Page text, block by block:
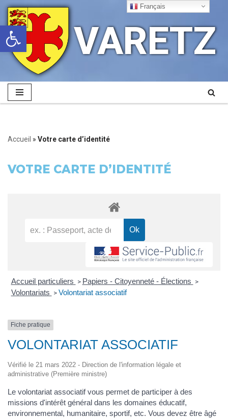
Ouvrir la barre d’outils
Aller
au
contenu
VARETZ
Accueil » Votre carte d’identité
VOTRE CARTE D’IDENTITÉ
Accueil particuliers > Papiers - Citoyenneté - Élections >
Volontariats > Volontariat associatif
Fiche pratique
VOLONTARIAT ASSOCIATIF
Vérifié le 21 mars 2022 - Direction de l'information légale et
administrative (Première ministre)
Le volontariat associatif vous permet de participer à des
missions d'intérêt général dans les domaines éducatif,
environnemental, humanitaire, sportif, etc. Vous devez être âgé
Français